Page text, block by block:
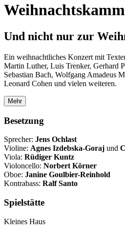
Und nicht nur zur
Ein weihnachtliches Konzert mit
Martin Luther, Luis Trenker, Gerhard
Sebastian Bach, Wolfgang Amadeus
Leonard Cohen und vielen weiteren.
Mehr
Besetzung
Sprecher: Jens Ochlast
Violine: Agnes Izdebska-Goraj und
Viola: Rüdiger Kuntz
Violoncello: Norbert Körner
Oboe: Janine Goulbier-Reinhold
Kontrabass: Ralf Santo
Spielstätte
Kleines Haus